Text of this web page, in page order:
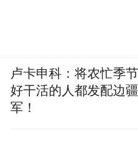
卢卡申科：将农忙季
好干活的人都发配边
军！